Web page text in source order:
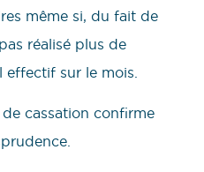
même si, du fait de
réalisé plus de
effectif sur le mois.
cassation confirme